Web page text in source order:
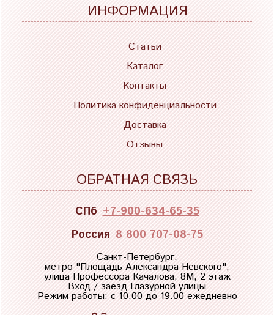
ИНФОРМАЦИЯ
Статьи
Каталог
Контакты
Политика конфиденциальности
Доставка
Отзывы
ОБРАТНАЯ СВЯЗЬ
СПб +7-900-634-65-35
Россия 8 800 707-08-75
Санкт-Петербург,
метро "Площадь Александра Невского",
улица Профессора Качалова, 8М, 2 этаж
Вход / заезд Глазурной улицы
Режим работы: с 10.00 до 19.00 ежедневно